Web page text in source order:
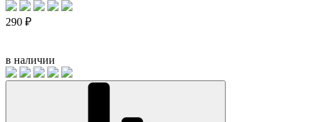
290 ₽
в наличии